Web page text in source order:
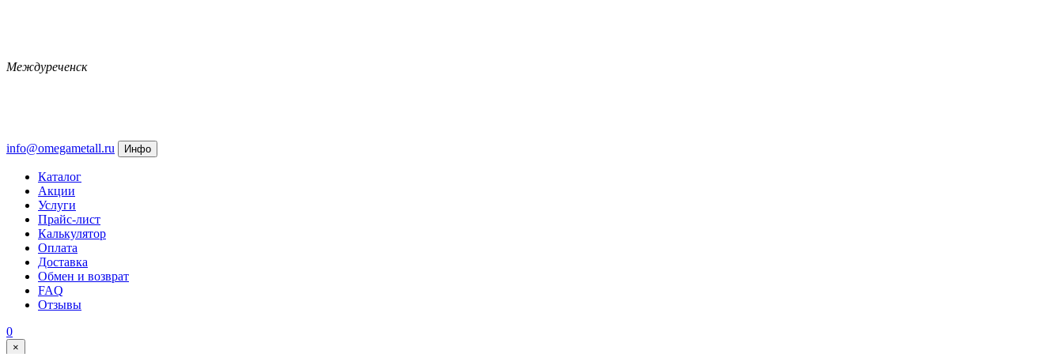
Междуреченск
info@omegametall.ru Инфо
Каталог
Акции
Услуги
Прайс-лист
Калькулятор
Оплата
Доставка
Обмен и возврат
FAQ
Отзывы
0
×